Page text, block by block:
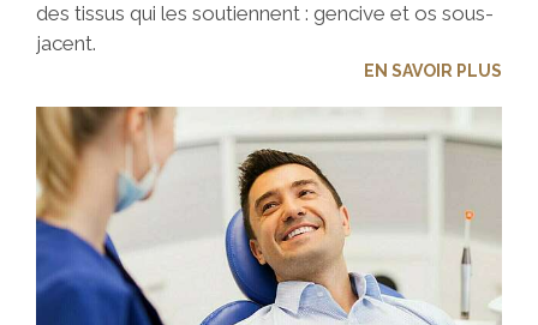
des tissus qui les soutiennent : gencive et os sous-
jacent.
EN SAVOIR PLUS